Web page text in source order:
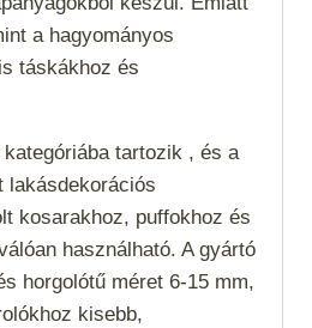
a hagyományos
táskákhoz és
kategóriába tartozik , és a
lakásdekorációs
kosarakhoz, puffokhoz és
használható. A gyártó
horgolótű méret 6-15 mm,
kisebb,